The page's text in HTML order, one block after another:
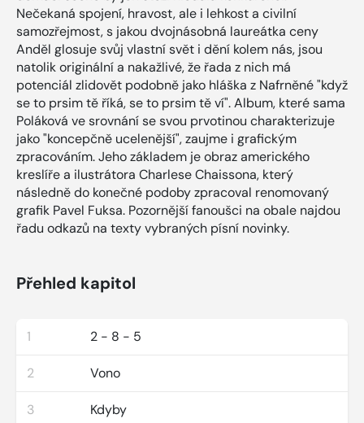
Nečekaná spojení, hravost, ale i lehkost a civilní
samozřejmost, s jakou dvojnásobná laureátka ceny
Anděl glosuje svůj vlastní svět i dění kolem nás, jsou
natolik originální a nakažlivé, že řada z nich má
potenciál zlidovět podobně jako hláška z Nafrněné "když
se to prsim tě říká, se to prsim tě ví". Album, které sama
Poláková ve srovnání se svou prvotinou charakterizuje
jako "koncepčně ucelenější", zaujme i grafickým
zpracováním. Jeho základem je obraz amerického
kreslíře a ilustrátora Charlese Chaissona, který
následně do konečné podoby zpracoval renomovaný
grafik Pavel Fuksa. Pozornější fanoušci na obale najdou
řadu odkazů na texty vybraných písní novinky.
Přehled kapitol
1 2 - 8 - 5
2 Vono
3 Kdyby